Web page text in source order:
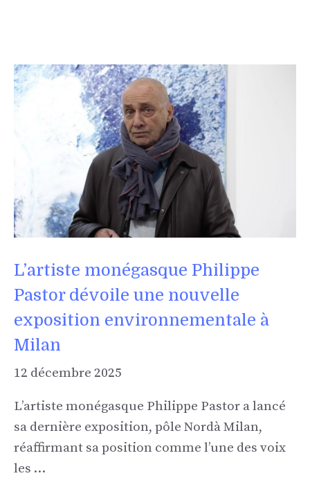
L’artiste monégasque Philippe
Pastor dévoile une nouvelle
exposition environnementale à
Milan
12 décembre 2025
L’artiste monégasque Philippe Pastor a lancé
sa dernière exposition, pôle Nordà Milan,
réaffirmant sa position comme l’une des voix
les …